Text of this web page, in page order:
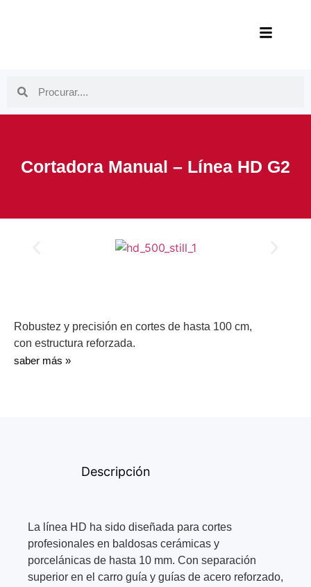
Cortadora Manual – Línea HD G2
Robustez y precisión en cortes de hasta 100 cm,
con estructura reforzada.
saber más »
Descripción
La línea HD ha sido diseñada para cortes
profesionales en baldosas cerámicas y
porcelánicas de hasta 10 mm. Con separación
superior en el carro guía y guías de acero reforzado,